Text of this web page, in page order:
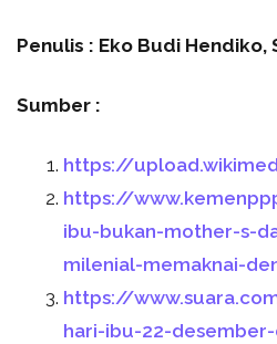
Penulis : Eko Budi Hendiko,
Sumber :
https://
https://
ibu-bukan-mother-s-
milenial-memaknai-
https://
hari-ibu-22-